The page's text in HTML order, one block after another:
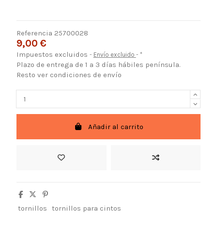
Referencia 25700028
9,00 €
Impuestos excluidos Envío excluido *
Plazo de entrega de 1 a 3 días hábiles península.
Resto ver condiciones de envío
Añadir al carrito
tornillos tornillos para cintos